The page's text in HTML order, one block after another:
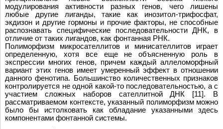
модулирования активности разных генов, чего лишены
любые другие лиганды, такие как инозитол-трифосфат,
экдизон и другие гормоны и прочие факторы, не способные
распознавать специфические последовательности ДНК, в
отличие от таких лигандов, как фонтанная РНК.
Полиморфизм микросателлитов и минисателлитов играет
определенную, хотя все еще не объясненную роль в
экспрессии многих генов, причем каждый аллеломорфный
вариант этих генов имеет умеренный эффект в отношении
данного фенотипа. Большинство количественных признаков
контролируется не одной какой-то последовательностью, а с
участием сложных наборов сателлитной ДНК [11]. В
рассматриваемом контексте, указанный полиморфизм можно
было бы истолковать как обладание указанными здесь
компонентами фонтанной системы.